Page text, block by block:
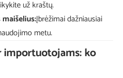
už kraštų.
Įbrėžimai dažniausiai
metu.
importuotojams: ko